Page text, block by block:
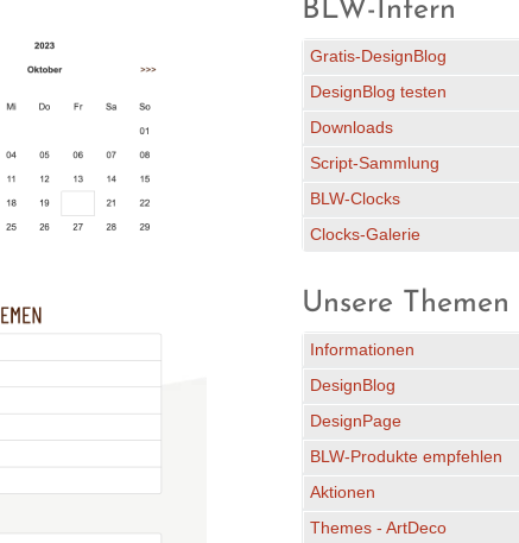
BLW-Intern
Gratis-DesignBlog
DesignBlog testen
Downloads
Script-Sammlung
BLW-Clocks
Clocks-Galerie
Unsere Themen
Informationen
DesignBlog
DesignPage
BLW-Produkte empfehlen
Aktionen
Themes - ArtDeco